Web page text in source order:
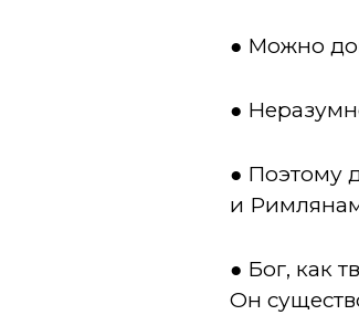
● Можно
●
● Поэтому
и Римлянам
● Бог, как
Он